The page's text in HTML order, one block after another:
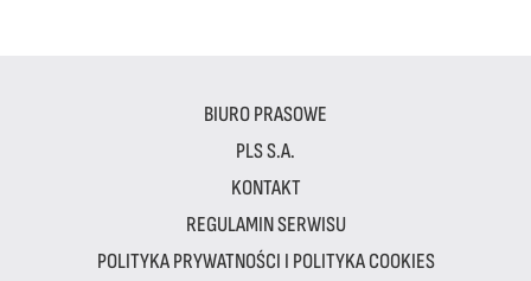
BIURO PRASOWE
PLS S.A.
KONTAKT
REGULAMIN SERWISU
POLITYKA PRYWATNOŚCI I POLITYKA COOKIES